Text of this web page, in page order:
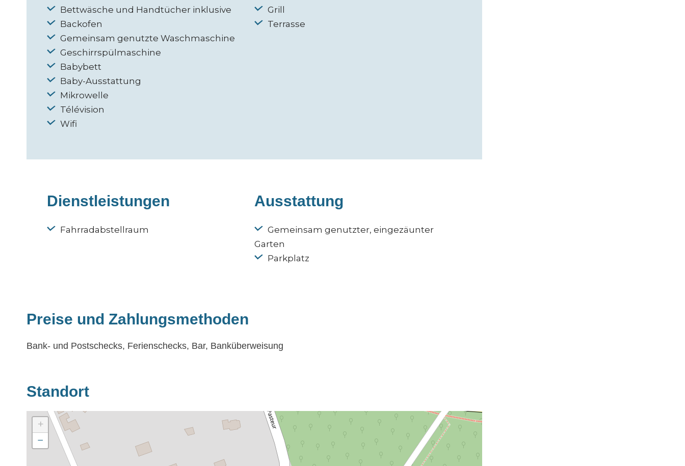
Bettwäsche und Handtücher inklusive
Backofen
Gemeinsam genutzte Waschmaschine
Geschirrspülmaschine
Babybett
Baby-Ausstattung
Mikrowelle
Télévision
Wifi
Grill
Terrasse
Dienstleistungen
Fahrradabstellraum
Ausstattung
Gemeinsam genutzter, eingezäunter
Garten
Parkplatz
Preise und Zahlungsmethoden
Bank- und Postschecks, Ferienschecks, Bar, Banküberweisung
Standort
+
−